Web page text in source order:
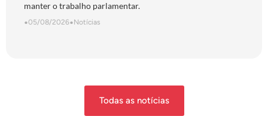
manter o trabalho parlamentar.
•05/08/2026•Notícias
Todas as notícias